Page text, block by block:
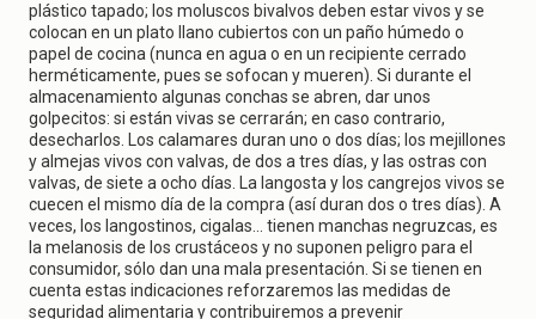
plástico tapado; los moluscos bivalvos deben estar vivos y se
colocan en un plato llano cubiertos con un paño húmedo o
papel de cocina (nunca en agua o en un recipiente cerrado
herméticamente, pues se sofocan y mueren). Si durante el
almacenamiento algunas conchas se abren, dar unos
golpecitos: si están vivas se cerrarán; en caso contrario,
desecharlos. Los calamares duran uno o dos días; los mejillones
y almejas vivos con valvas, de dos a tres días, y las ostras con
valvas, de siete a ocho días. La langosta y los cangrejos vivos se
cuecen el mismo día de la compra (así duran dos o tres días). A
veces, los langostinos, cigalas... tienen manchas negruzcas, es
la melanosis de los crustáceos y no suponen peligro para el
consumidor, sólo dan una mala presentación. Si se tienen en
cuenta estas indicaciones reforzaremos las medidas de
seguridad alimentaria y contribuiremos a prevenir